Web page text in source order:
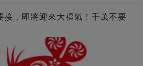
接，即將迎來大福氣！千萬不要